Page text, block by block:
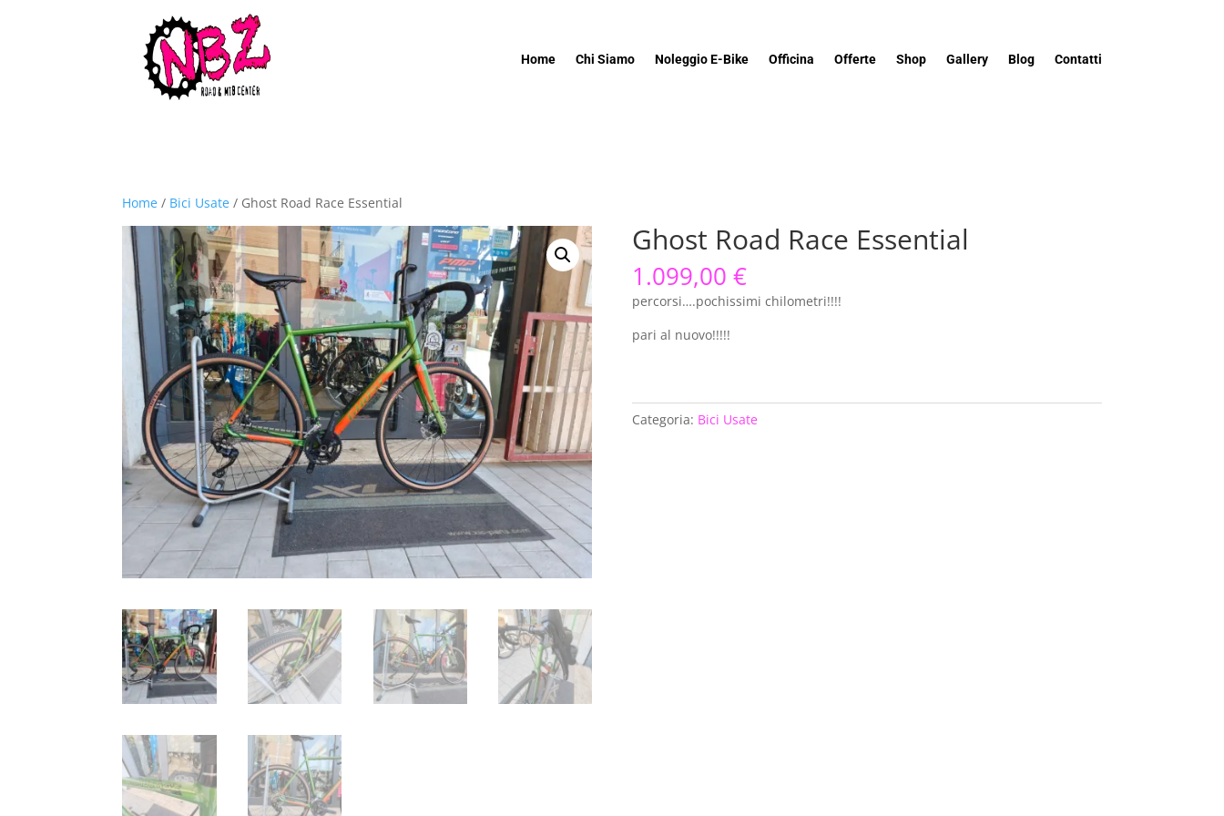
Home Chi Siamo Noleggio E-Bike Officina Offerte Shop Gallery Blog Contatti
Home / Bici Usate / Ghost Road Race Essential
Ghost Road Race Essential
1.099,00 €
percorsi….pochissimi chilometri!!!!
pari al nuovo!!!!!
Categoria: Bici Usate